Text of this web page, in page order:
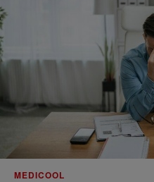
MEDICOOL